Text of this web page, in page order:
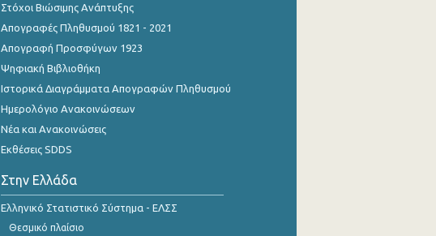
Στόχοι Βιώσιμης Ανάπτυξης
Απογραφές Πληθυσμού 1821 - 2021
Απογραφή Προσφύγων 1923
Ψηφιακή Βιβλιοθήκη
Ιστορικά Διαγράμματα Απογραφών Πληθυσμού
Ημερολόγιο Ανακοινώσεων
Νέα και Ανακοινώσεις
Εκθέσεις SDDS
Στην Ελλάδα
Ελληνικό Στατιστικό Σύστημα - ΕΛΣΣ
Θεσμικό πλαίσιο